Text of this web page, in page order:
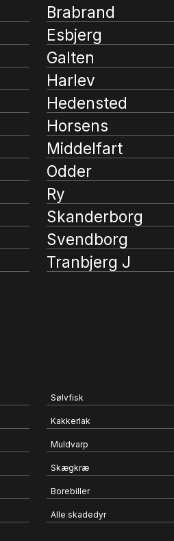
Brabrand
Esbjerg
Galten
Harlev
Hedensted
Horsens
Middelfart
Odder
Ry
Skanderborg
Svendborg
Tranbjerg J
Sølvfisk
Kakkerlak
Muldvarp
Skægkræ
Borebiller
Alle skadedyr